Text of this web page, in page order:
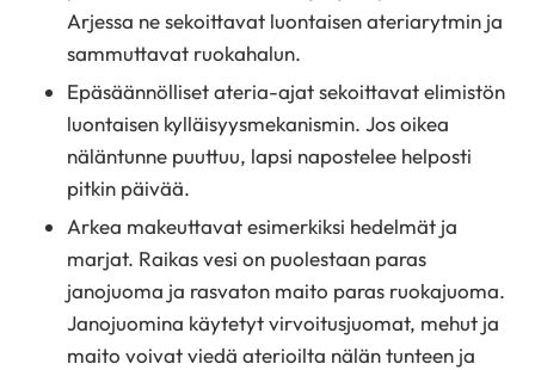
Arjessa ne sekoittavat luontaisen ateriarytmin ja
sammuttavat ruokahalun.
Epäsäännölliset ateria-ajat sekoittavat elimistön
luontaisen kylläisyysmekanismin. Jos oikea
näläntunne puuttuu, lapsi napostelee helposti
pitkin päivää.
Arkea makeuttavat esimerkiksi hedelmät ja
marjat. Raikas vesi on puolestaan paras
janojuoma ja rasvaton maito paras ruokajuoma.
Janojuomina käytetyt virvoitusjuomat, mehut ja
maito voivat viedä aterioilta nälän tunteen ja